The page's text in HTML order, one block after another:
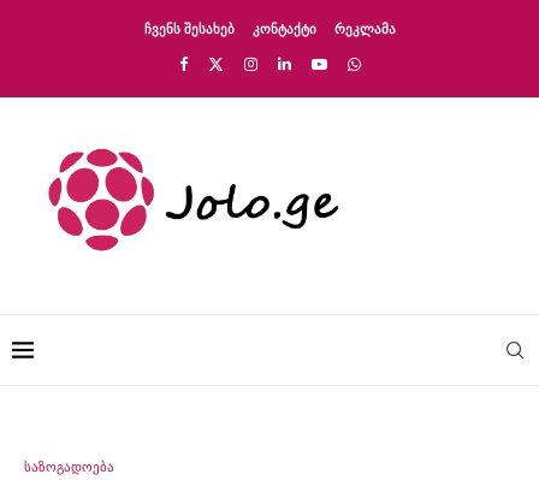
ᲩᲕᲔᲜᲡ ᲨᲔᲡᲐᲮᲔᲑ ᲙᲝᲜᲢᲐᲥᲢᲘ ᲠᲔᲙᲚᲐᲛᲐ
საზოგადოება